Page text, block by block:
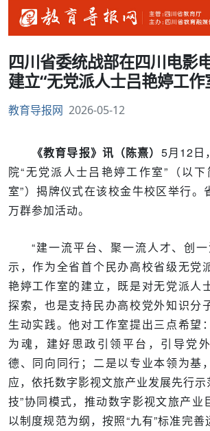
四川省委统战部在四川电影
建立“无党派人士吕艳婷工作
教育导报网 2026-05-12
《教育导报》讯（陈熹） 5月12日
院“无党派人士吕艳婷工作室”（以
室”）揭牌仪式在该校金牛校区举行。
万群参加活动。
“建一流平台、聚一流人才、创
示，作为全省首个民办高校省级无党
艳婷工作室的建立，既是对无党派人
探索，也是支持民办高校党外知识分
生动实践。他对工作室提出三点希望
为魂，建好思政引领平台，引导党
德、同向同行；二是以专业本领为基
应，依托数字影视文旅产业发展先行示
技”协同模式，推动数字影视文旅产业
以制度规范为纲，按照“九有”标准完